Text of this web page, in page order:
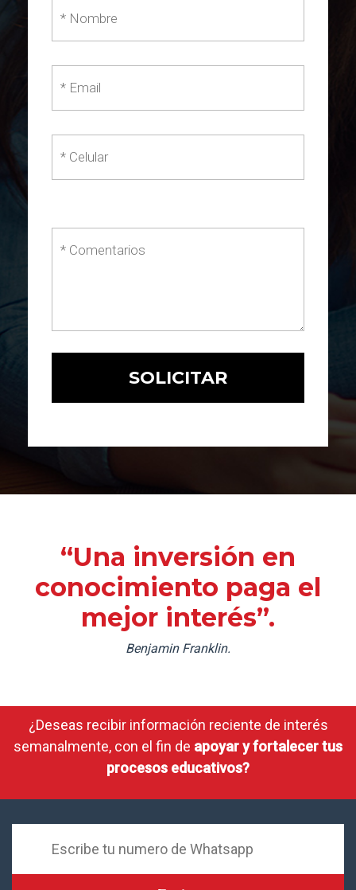
“Una inversión en
conocimiento paga el
mejor interés”.
Benjamin Franklin.
¿Deseas recibir información reciente de interés
semanalmente, con el fin de apoyar y fortalecer tus
procesos educativos?